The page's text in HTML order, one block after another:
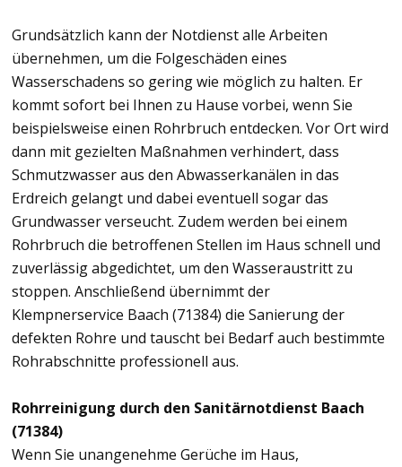
Grundsätzlich kann der Notdienst alle Arbeiten
übernehmen, um die Folgeschäden eines
Wasserschadens so gering wie möglich zu halten. Er
kommt sofort bei Ihnen zu Hause vorbei, wenn Sie
beispielsweise einen Rohrbruch entdecken. Vor Ort wird
dann mit gezielten Maßnahmen verhindert, dass
Schmutzwasser aus den Abwasserkanälen in das
Erdreich gelangt und dabei eventuell sogar das
Grundwasser verseucht. Zudem werden bei einem
Rohrbruch die betroffenen Stellen im Haus schnell und
zuverlässig abgedichtet, um den Wasseraustritt zu
stoppen. Anschließend übernimmt der
Klempnerservice Baach (71384) die Sanierung der
defekten Rohre und tauscht bei Bedarf auch bestimmte
Rohrabschnitte professionell aus.
Rohrreinigung durch den Sanitärnotdienst Baach
(71384)
Wenn Sie unangenehme Gerüche im Haus,